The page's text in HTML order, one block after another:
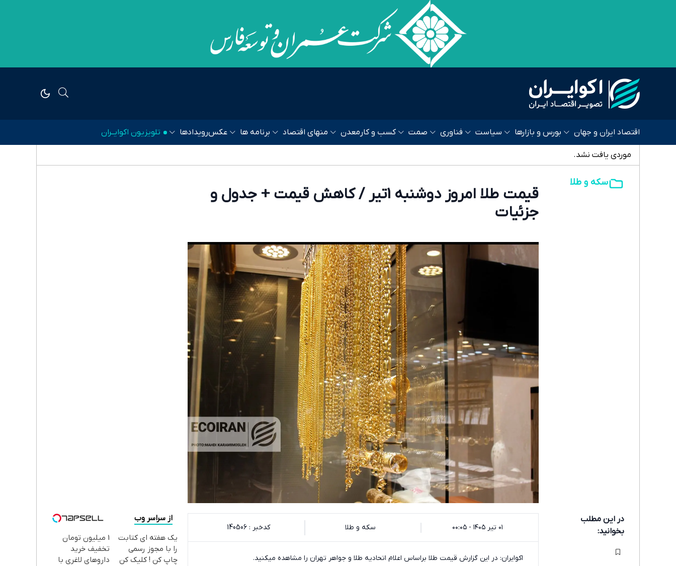
اقتصاد ایران و جهان بورس و بازارها سیاست فناوری صمت کسب و کار معدن منهای اقتصاد برنامه ها عکسرویدادها تلویزیون اکوایــران
موردی یافت نشد.
سکه و طلا
قیمت طلا امروز دوشنبه 1تیر / کاهش قیمت + جدول و
جزئیات
در این مطلب
بخوانید:
۰۱ تیر ۱۴۰۵ - ۰۰:۰۵ سکه و طلا کدخبر : 140506
اکوایران: در این گزارش قیمت طلا براساس اعلام اتحادیه طلا و جواهر تهران را مشاهده میکنید.
از سراسر وب
یک هفته ای کتابت
را با مجوز رسمی
چاپ کن ! کلیک کن
1 میلیون تومان
تخفیف خرید
داروهای لاغری با